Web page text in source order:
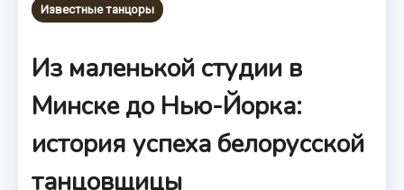
Известные танцоры
Из маленькой студии в
Минске до Нью-Йорка:
история успеха белорусской
танцовщицы